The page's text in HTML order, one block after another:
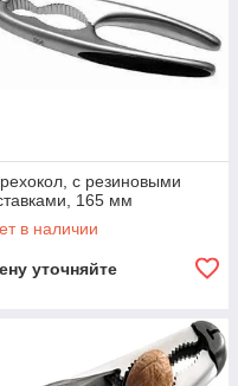
с резиновыми
165 мм
в наличии
уточняйте